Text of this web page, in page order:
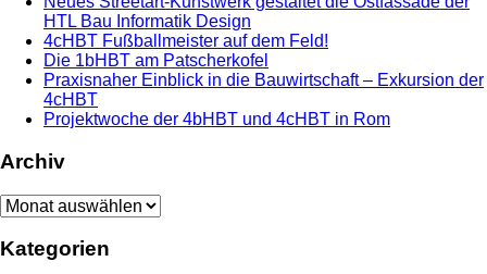
HTL Bau Informatik Design
4cHBT Fußballmeister auf dem Feld!
Die 1bHBT am Patscherkofel
Praxisnaher Einblick in die Bauwirtschaft – Exkursion der
4cHBT
Projektwoche der 4bHBT und 4cHBT in Rom
Archiv
Archiv
Kategorien